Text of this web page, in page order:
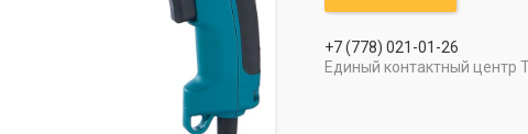
+7 (778) 021-01-26
Единый контактный центр